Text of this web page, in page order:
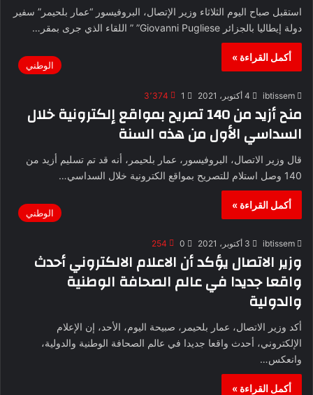
استقبل صباح اليوم الثلاثاء وزير الإتصال، البروفيسور “عمار بلحيمر” سفير
دولة إيطاليا بالجزائر Giovanni Pugliese” ” اللقاء الذي جرى بمقر…
أكمل القراءة »
الوطني
ibtissem 4 أكتوبر، 2021 1 3٬374
منح أزيد من 140 تصريح بمواقع إلكترونية خلال
السداسي الأول من هذه السنة
قال وزير الاتصال، البروفيسور، عمار بلحيمر، أنه قد تم تسليم أزيد من
140 وصل استلام للتصريح بمواقع الكترونية خلال السداسي…
أكمل القراءة »
الوطني
ibtissem 3 أكتوبر، 2021 0
254
وزير الاتصال يؤكد أن الاعلام الالكتروني أحدث
واقعا جديدا في عالم الصحافة الوطنية
والدولية
أكد وزير الاتصال، عمار بلحيمر، صبيحة اليوم، الأحد، إن الإعلام
الإلكتروني، أحدث واقعا جديدا في عالم الصحافة الوطنية والدولية،
وانعكس…
أكمل القراءة »